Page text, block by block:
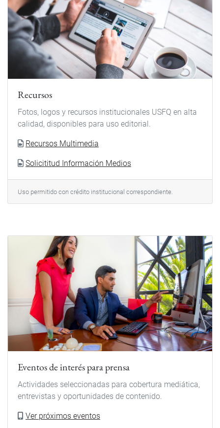
Recursos
Fotos, logos y recursos institucionales USFQ en alta
calidad, disponibles para uso editorial.
Recursos Multimedia
Solicititud Información Medios
Uso permitido con crédito institucional correspondiente.
Eventos de interés para prensa
Actividades seleccionadas para cobertura mediática,
entrevistas y oportunidades de contenido.
Ver próximos eventos